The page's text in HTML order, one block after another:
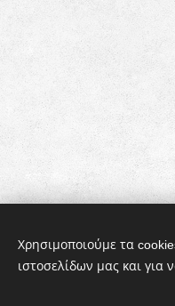
Χρησιμοποιούμε τα
ιστοσελίδων μας και